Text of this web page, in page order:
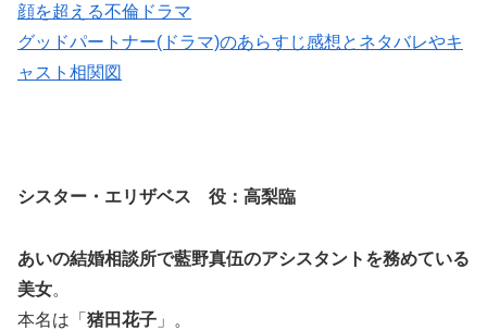
顔を超える不倫ドラマ
グッドパートナー(ドラマ)のあらすじ感想とネタバレやキ
ャスト相関図
シスター・エリザベス 役：高梨臨
あいの結婚相談所で藍野真伍のアシスタントを務めている
美女。
本名は「 猪田花子 」。